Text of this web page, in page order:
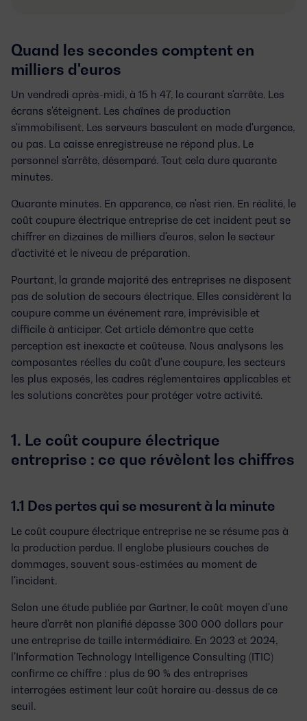
Quand les secondes comptent en
milliers d'euros
Un vendredi après-midi, à 15 h 47, le courant s'arrête. Les
écrans s'éteignent. Les chaînes de production
s'immobilisent. Les serveurs basculent en mode d'urgence,
ou pas. La caisse enregistreuse ne répond plus. Le
personnel s'arrête, désemparé. Tout cela dure quarante
minutes.
Quarante minutes. En apparence, ce n'est rien. En réalité, le
coût coupure électrique entreprise de cet incident peut se
chiffrer en dizaines de milliers d'euros, selon le secteur
d'activité et le niveau de préparation.
Pourtant, la grande majorité des entreprises ne disposent
pas de solution de secours électrique. Elles considèrent la
coupure comme un événement rare, imprévisible et
difficile à anticiper. Cet article démontre que cette
perception est inexacte et coûteuse. Nous analysons les
composantes réelles du coût d'une coupure, les secteurs
les plus exposés, les cadres réglementaires applicables et
les solutions concrètes pour protéger votre activité.
1. Le coût coupure électrique
entreprise : ce que révèlent les chiffres
1.1 Des pertes qui se mesurent à la minute
Le coût coupure électrique entreprise ne se résume pas à
la production perdue. Il englobe plusieurs couches de
dommages, souvent sous-estimées au moment de
l'incident.
Selon une étude publiée par Gartner, le coût moyen d'une
heure d'arrêt non planifié dépasse 300 000 dollars pour
une entreprise de taille intermédiaire. En 2023 et 2024,
l'Information Technology Intelligence Consulting (ITIC)
confirme ce chiffre : plus de 90 % des entreprises
interrogées estiment leur coût horaire au-dessus de ce
seuil.